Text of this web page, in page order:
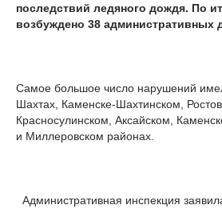
последствий ледяного дождя. По
возбуждено 38 административных
Самое большое число нарушений
Шахтах, Каменске-Шахтинском,
Красносулинском, Аксайском,
и Миллеровском районах.
Административная инспекция